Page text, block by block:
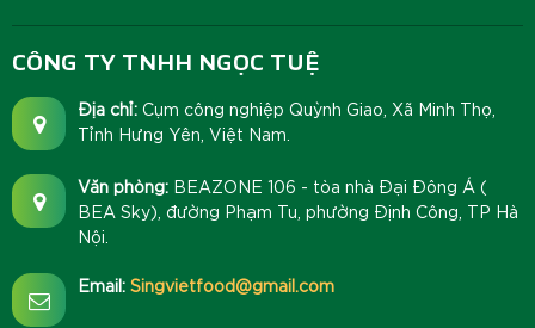
CÔNG TY TNHH NGỌC TUỆ
Địa chỉ: Cụm công nghiệp Quỳnh Giao, Xã Minh Thọ,
Tỉnh Hưng Yên, Việt Nam.
Văn phòng: BEAZONE 106 - tòa nhà Đại Đông Á (
BEA Sky), đường Phạm Tu, phường Định Công, TP Hà
Nội.
Email: Singvietfood@gmail.com